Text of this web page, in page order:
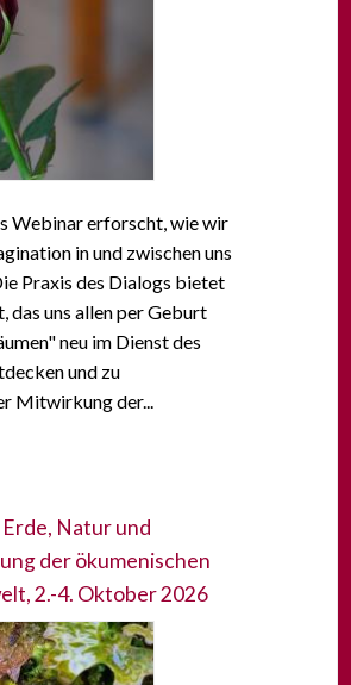
Webinar erforscht, wie wir
in und zwischen uns
Praxis des Dialogs bietet
das uns allen per Geburt
neu im Dienst des
und zu
Mitwirkung der...
Natur und
der ökumenischen
2.-4. Oktober 2026